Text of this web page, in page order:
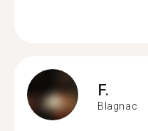
F.
Blagnac